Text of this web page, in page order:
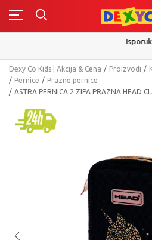
0
Isporuku možete očekivati u
Dexy Co Kids | Akcija & Cena Proizvodi
Pernice
Prazne pernice
ASTRA PERNICA 2 ZIPA PRAZNA HEAD